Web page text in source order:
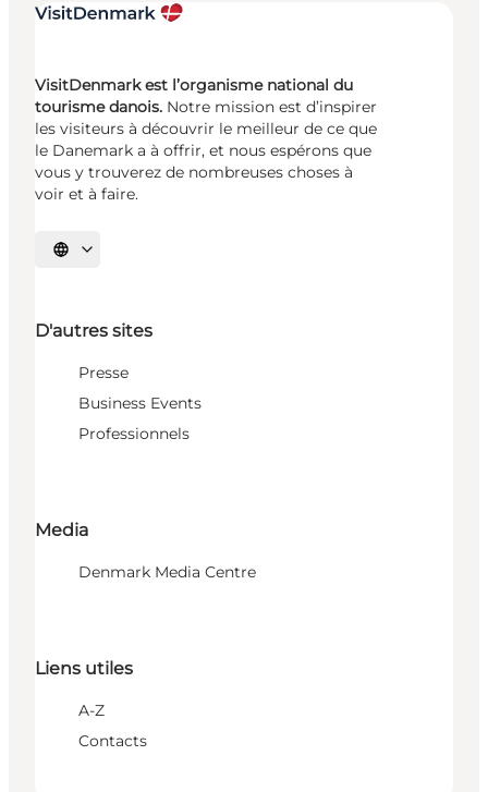
VisitDenmark est l’organisme national du
tourisme danois. Notre mission est d’inspirer
les visiteurs à découvrir le meilleur de ce que
le Danemark a à offrir, et nous espérons que
vous y trouverez de nombreuses choses à
voir et à faire.
Choisissez la langue
D'autres sites
Presse
Business Events
Professionnels
Media
Denmark Media Centre
Liens utiles
A-Z
Contacts